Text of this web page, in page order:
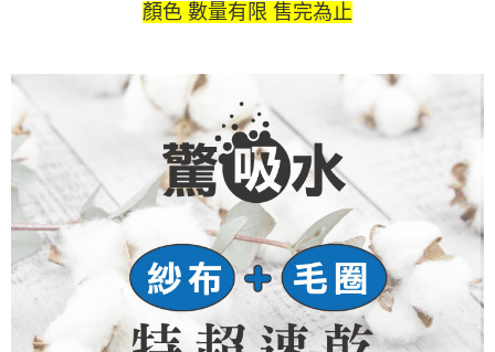
顏色 數量有限 售完為止